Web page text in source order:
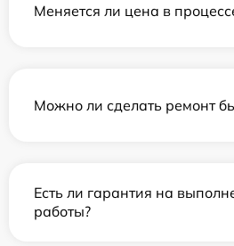
Меняется ли цена в
Можно ли сделать ремонт
Есть ли гарантия на
работы?